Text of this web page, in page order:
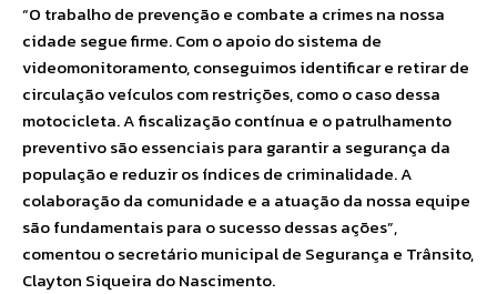
“O trabalho de prevenção e combate a crimes na nossa
cidade segue firme. Com o apoio do sistema de
videomonitoramento, conseguimos identificar e retirar de
circulação veículos com restrições, como o caso dessa
motocicleta. A fiscalização contínua e o patrulhamento
preventivo são essenciais para garantir a segurança da
população e reduzir os índices de criminalidade. A
colaboração da comunidade e a atuação da nossa equipe
são fundamentais para o sucesso dessas ações”,
comentou o secretário municipal de Segurança e Trânsito,
Clayton Siqueira do Nascimento.